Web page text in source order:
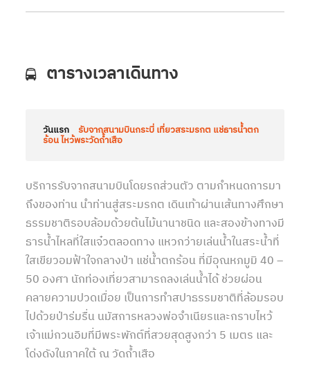
ตารางเวลาเดินทาง
วันแรก รับจากสนามบินกระบี่ เที่ยวสระมรกต แช่ธารน้ำตก
ร้อน ไหว้พระวัดถ้ำเสือ
บริการรับจากสนามบินโดยรถส่วนตัว ตามกำหนดการมา
ถึงของท่าน นำท่านสู่สระมรกต เดินเท้าผ่านเส้นทางศึกษา
ธรรมชาติรอบล้อมด้วยต้นไม้นานาชนิด และสองข้างทางมี
ธารน้ำไหลที่ใสแจ๋วตลอดทาง แหวกว่ายเล่นน้ำในสระน้ำที่
ใสเขียวอมฟ้าใจกลางป่า แช่น้ำตกร้อน ที่มีอุณหภมูมิ 40 –
50 องศา นักท่องเที่ยวสามารถลงเล่นน้ำได้ ช่วยผ่อน
คลายความปวดเมื่อย เป็นการทำสปาธรรมชาติที่ล้อมรอบ
ไปด้วยป่าร่มรื่น นมัสการหลวงพ่อจำเนียรและกราบไหว้
เจ้าแม่กวนอิมที่มีพระพักต์ที่สวยสุดสูงกว่า 5 เมตร และ
โด่งดังในภาคใต้ ณ วัดถ้ำเสือ